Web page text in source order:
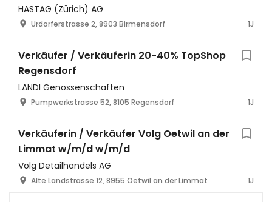
HASTAG (Zürich) AG
Urdorferstrasse 2, 8903 Birmensdorf 1J
Verkäufer / Verkäuferin 20-40% TopShop
Regensdorf
LANDI Genossenschaften
Pumpwerkstrasse 52, 8105 Regensdorf 1J
Verkäuferin / Verkäufer Volg Oetwil an der
Limmat w/m/d w/m/d
Volg Detailhandels AG
Alte Landstrasse 12, 8955 Oetwil an der Limmat 1J